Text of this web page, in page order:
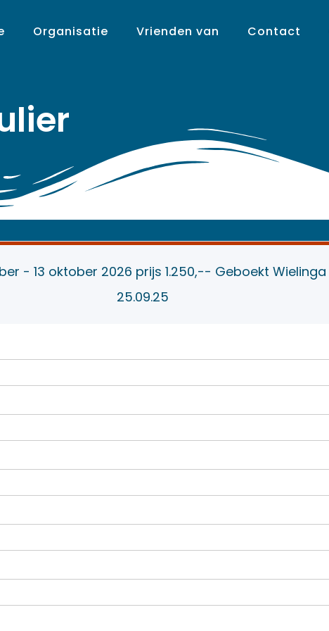
Organisatie Vrienden van Contact
- 13 oktober 2026 prijs 1.250,-- Geboekt Wielinga
25.09.25